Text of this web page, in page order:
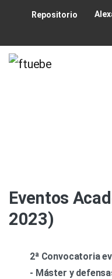
Repositorio
Eventos
2023)
2ª Convocatoria
- Máster y